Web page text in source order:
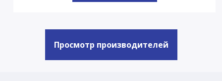
Просмотр производителей